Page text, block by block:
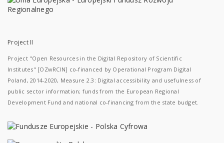
Project II
Project "Open Resources in the Digital Repository of Scientific
Institutes" [OZwRCIN] co-financed by Operational Program Digital
Poland, 2014-2020, Measure 2.3: Digital accessibility and usefulness of
public sector information; funds from the European Regional
Development Fund and national co-financing from the state budget.